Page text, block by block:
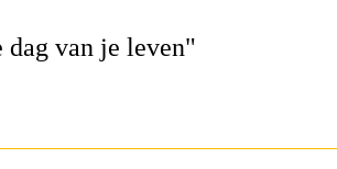
dag van je leven"